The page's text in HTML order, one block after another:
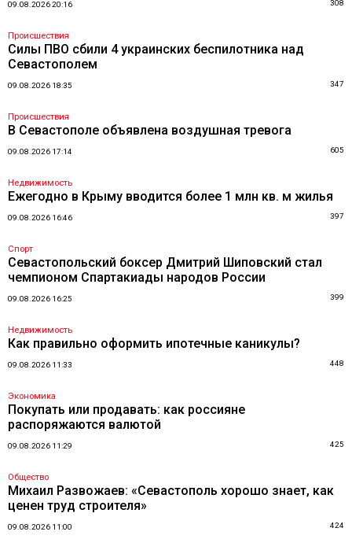
09.08.2026 20:16 308
Происшествия
Силы ПВО сбили 4 украинских беспилотника над
Севастополем
09.08.2026 18:35 347
Происшествия
В Севастополе объявлена воздушная тревога
09.08.2026 17:14 605
Недвижимость
Ежегодно в Крыму вводится более 1 млн кв. м жилья
09.08.2026 16:46 397
Спорт
Севастопольский боксер Дмитрий Шиповский стал
чемпионом Спартакиады народов России
09.08.2026 16:25 399
Недвижимость
Как правильно оформить ипотечные каникулы?
09.08.2026 11:33 448
Экономика
Покупать или продавать: как россияне
распоряжаются валютой
09.08.2026 11:29 425
Общество
Михаил Развожаев: «Севастополь хорошо знает, как
ценен труд строителя»
09.08.2026 11:00 424